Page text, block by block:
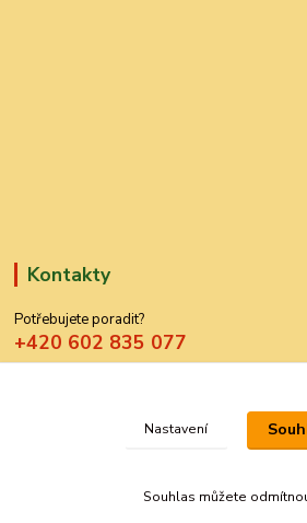
Kontakty
Potřebujete poradit?
+420 602 835 077
Nastavení
Souhlas můžete